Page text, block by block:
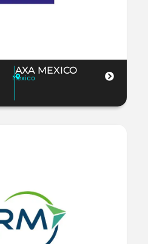
AXA MEXICO
Mexico